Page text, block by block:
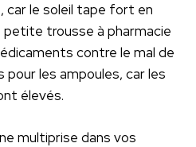
car le soleil tape fort en
petite trousse à pharmacie
contre le mal de
les ampoules, car les
élevés.
multiprise dans vos